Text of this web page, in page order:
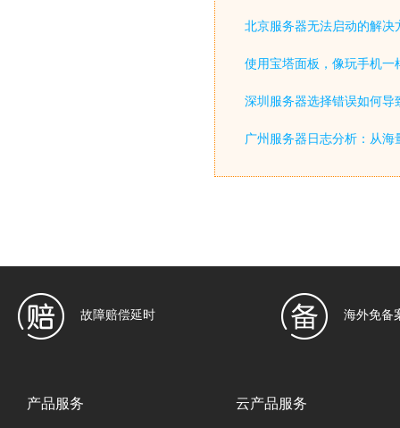
北京服务器无法启动的解决
使用宝塔面板，像玩手机一
深圳服务器选择错误如何导
广州服务器日志分析：从海
故障赔偿延时 海外免备
产品服务 云产品服务